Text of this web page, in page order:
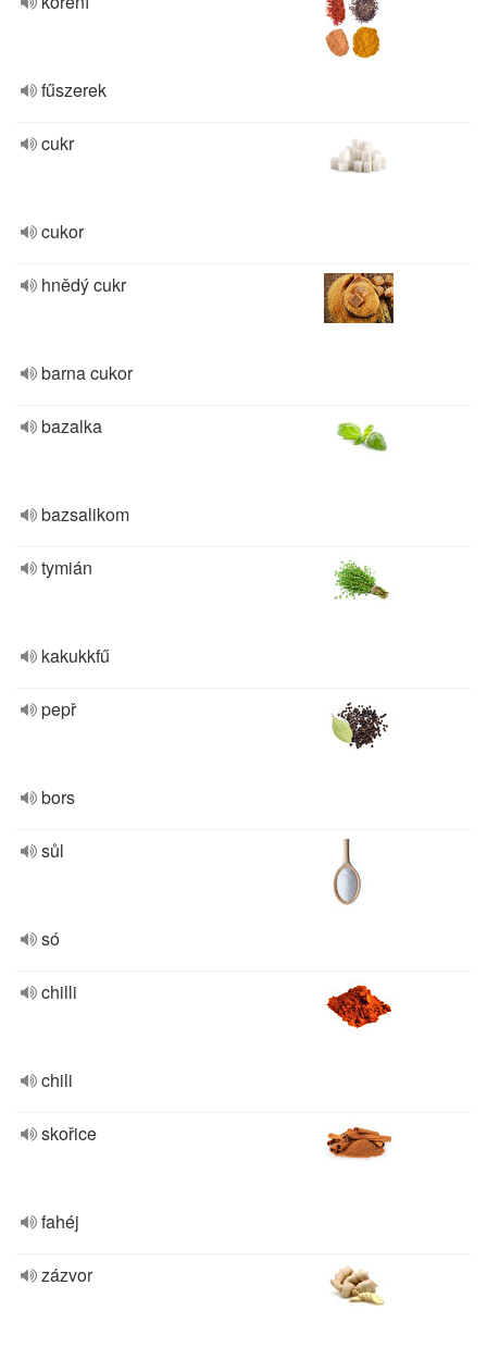
fűszerek
cukr
cukor
hnědý cukr
barna cukor
bazalka
bazsalikom
tymián
kakukkfű
pepř
bors
sůl
só
chilli
chili
skořice
fahéj
zázvor